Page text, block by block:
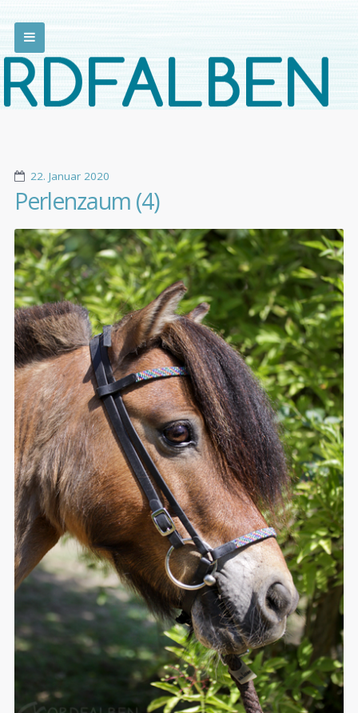
22. Januar 2020
Perlenzaum (4)